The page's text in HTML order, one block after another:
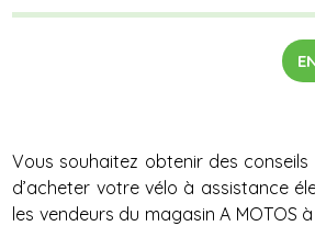
Vous souhaitez obtenir des
d’acheter votre vélo à assistance
les vendeurs du magasin A MOTOS